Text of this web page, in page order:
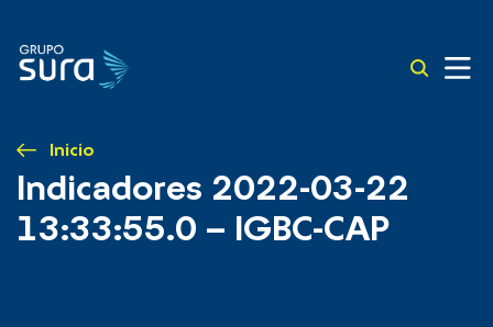
Inicio
Indicadores 2022-03-22
13:33:55.0 – IGBC-CAP